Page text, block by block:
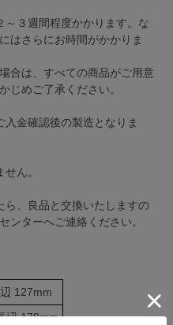
～３週間程度かかります。な
はさらにお時間がかかりま
合は、すべての商品がご用意
じめご了承ください。
金確認後の製造となりま
ん。
ら、良品と交換いたしますの
ンターへご連絡ください。
127mm
辺 178mm